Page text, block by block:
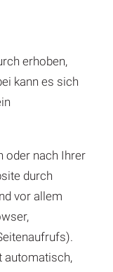
erhoben,
kann es sich
oder nach Ihrer
durch
vor allem
automatisch,